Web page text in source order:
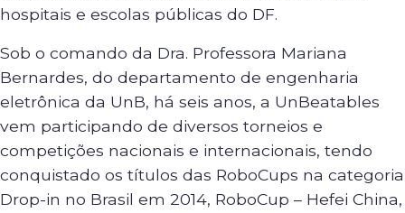
hospitais e escolas públicas do DF.
Sob o comando da Dra. Professora Mariana
Bernardes, do departamento de engenharia
eletrônica da UnB, há seis anos, a UnBeatables
vem participando de diversos torneios e
competições nacionais e internacionais, tendo
conquistado os títulos das RoboCups na categoria
Drop-in no Brasil em 2014, RoboCup – Hefei China,